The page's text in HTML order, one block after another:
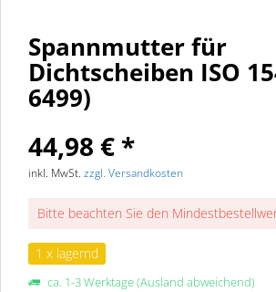
Spannmutter für
Dichtscheiben ISO
6499)
44,98 € *
inkl. MwSt. zzgl. Versandkosten
Bitte beachten Sie den
1 x lagernd
ca. 1-3 Werktage (Ausland abweichend)